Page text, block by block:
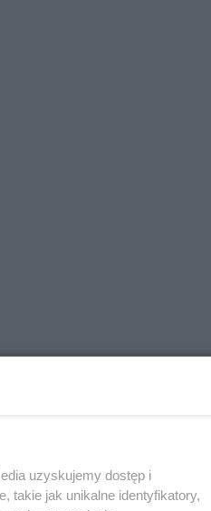
uzyskujemy dostęp i
takie jak unikalne identyfikatory,